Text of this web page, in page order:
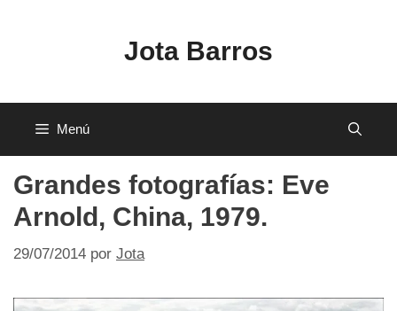
Jota Barros
Menú
Grandes fotografías: Eve
Arnold, China, 1979.
29/07/2014 por Jota